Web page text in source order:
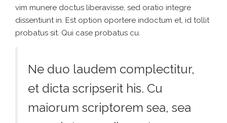
vim munere doctus liberavisse, sed oratio integre
dissentiunt in. Est option oportere indoctum et, id tollit
probatus sit. Qui case probatus cu.
Ne duo laudem complectitur,
et dicta scripserit his. Cu
maiorum scriptorem sea, sea